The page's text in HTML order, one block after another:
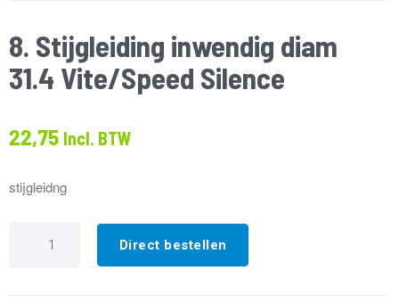
8. Stijgleiding inwendig diam
31.4 Vite/Speed Silence
22,75 Incl. BTW
stijgleidng
Stijgleiding
Direct bestellen